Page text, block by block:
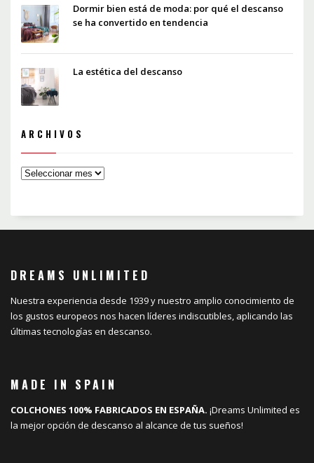
Dormir bien está de moda: por qué el descanso
se ha convertido en tendencia
La estética del descanso
ARCHIVOS
DREAMS UNLIMITED
Nuestra experiencia desde 1939 y nuestro amplio conocimiento de
los gustos europeos nos hacen líderes indiscutibles, aplicando las
últimas tecnologías en descanso.
MADE IN SPAIN
COLCHONES 100% FABRICADOS EN ESPAÑA. ¡Dreams Unlimited es
la mejor opción de descanso al alcance de tus sueños!